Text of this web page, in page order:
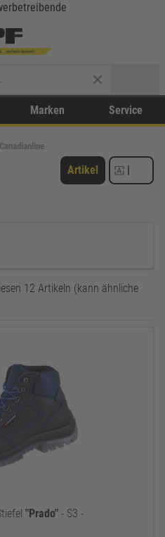
Marken Service
Canadianline
Artikel |
12 Artikeln (kann ähnliche
"Prado" - S3 -